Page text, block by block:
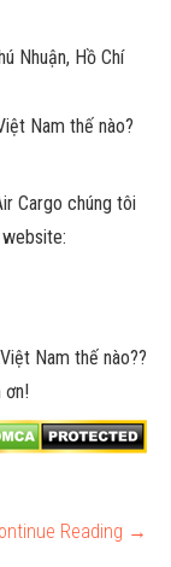
Nhuận, Hồ Chí
Cargo chúng tôi
?
ơn!
Reading →